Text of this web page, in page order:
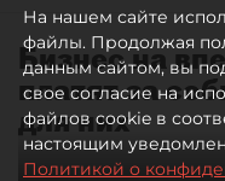
Бизнес на
платят за
для них
На нашем сайте
файлы. Продолжая
данным сайтом, вы
свое согласие на
файлов cookie в
настоящим
Политикой о